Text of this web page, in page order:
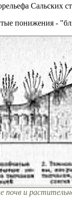
Сальских
понижения -
почв и